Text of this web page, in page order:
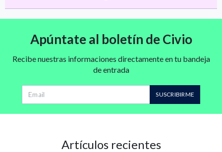
Apúntate al boletín de Civio
Recibe nuestras informaciones directamente en tu bandeja
de entrada
Dirección de correo SUSCRIBIRME
Artículos recientes